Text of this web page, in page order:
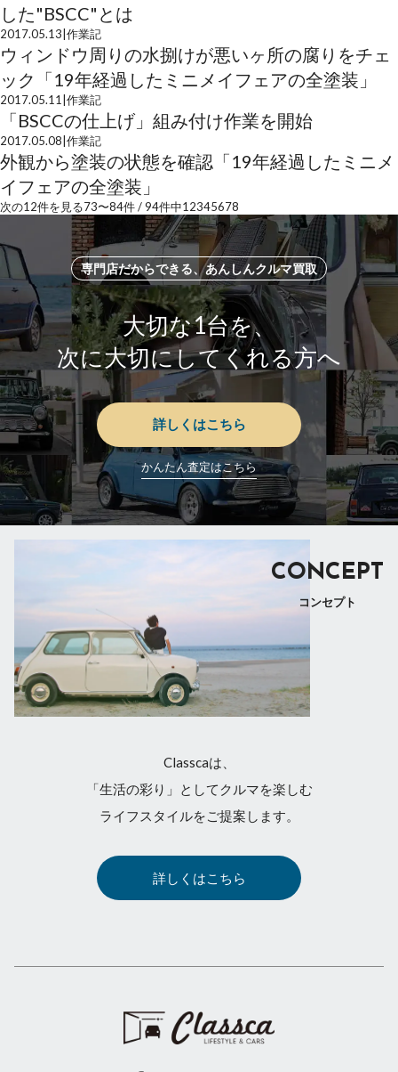
した"BSCC"とは
2017.05.13 作業記
ウィンドウ周りの水捌けが悪いヶ所の腐りをチェ
ック「19年経過したミニメイフェアの全塗装」
2017.05.11 作業記
「BSCCの仕上げ」組み付け作業を開始
2017.05.08 作業記
外観から塗装の状態を確認「19年経過したミニメ
イフェアの全塗装」
次の12件を見る73〜84件 /94件中1 2345678
専門店だからできる、あんしんクルマ買取
大切な1台を、
次に大切にしてくれる方へ
詳しくはこちら
かんたん査定はこちら
CONCEPT
コンセプト
Classcaは、
「生活の彩り」としてクルマを楽しむ
ライフスタイルをご提案します。
詳しくはこちら